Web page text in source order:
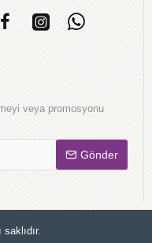
veya promosyonu
Gönder